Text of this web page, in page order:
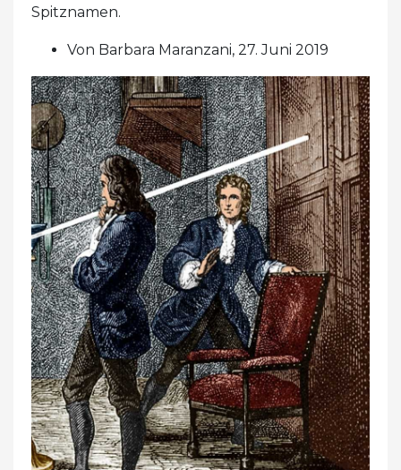
Spitznamen.
Von Barbara Maranzani, 27. Juni 2019